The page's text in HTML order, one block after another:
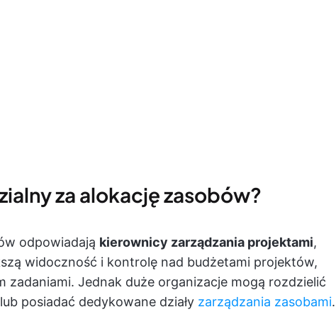
za alokację zasobów?
odpowiadają kierownicy zarządzania projektami,
widoczność i kontrolę nad budżetami projektów,
zadaniami. Jednak duże organizacje mogą rozdzielić
posiadać dedykowane działy zarządzania zasobami.